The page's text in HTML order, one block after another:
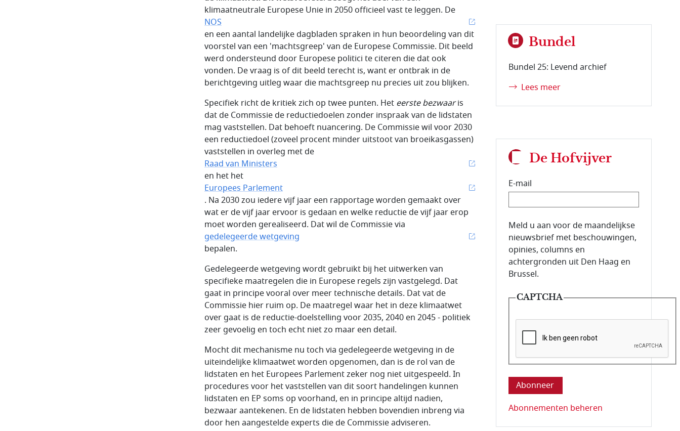
klimaatneutrale Europese Unie in 2050 officieel vast te leggen. De
NOS
en een aantal landelijke dagbladen spraken in hun beoordeling van dit
voorstel van een 'machtsgreep' van de Europese Commissie. Dit beeld
werd ondersteund door Europese politici te citeren die dat ook
vonden. De vraag is of dit beeld terecht is, want er ontbrak in de
berichtgeving uitleg waar die machtsgreep nu precies uit zou blijken.
Specifiek richt de kritiek zich op twee punten. Het eerste bezwaaris
dat de Commissie de reductiedoelen zonder inspraak van de lidstaten
mag vaststellen. Dat behoeft nuancering. De Commissie wil voor 2030
een reductiedoel (zoveel procent minder uitstoot van broeikasgassen)
vaststellen in overleg met de
Raad van Ministers
en het het
Europees Parlement
. Na 2030 zou iedere vijf jaar een rapportage worden gemaakt over
wat er de vijf jaar ervoor is gedaan en welke reductie de vijf jaar erop
moet worden gerealiseerd. Dat wil de Commissie via
gedelegeerde wetgeving
bepalen.
Gedelegeerde wetgeving wordt gebruikt bij het uitwerken van
specifieke maatregelen die in Europese regels zijn vastgelegd. Dat
gaat in principe vooral over meer technische details. Dat vat de
Commissie hier ruim op. De maatregel waar het in deze klimaatwet
over gaat is de reductie-doelstelling voor 2035, 2040 en 2045 - politiek
zeer gevoelig en toch echt niet zo maar een detail.
Mocht dit mechanisme nu toch via gedelegeerde wetgeving in de
uiteindelijke klimaatwet worden opgenomen, dan is de rol van de
lidstaten en het Europees Parlement zeker nog niet uitgespeeld. In
procedures voor het vaststellen van dit soort handelingen kunnen
lidstaten en EP soms op voorhand, en in principe altijd nadien,
bezwaar aantekenen. En de lidstaten hebben bovendien inbreng via
door hen aangestelde experts die de Commissie adviseren.
Bundel
Bundel 25: Levend archief
Lees meer
De Hofvijver
E-mail
E-mailadres van de abonnee.
Meld u aan voor de maandelijkse
nieuwsbrief met beschouwingen,
opinies, columns en
achtergronden uit Den Haag en
Brussel.
CAPTCHA
Deze vraag is om te controleren dat u
Abonnementen beheren